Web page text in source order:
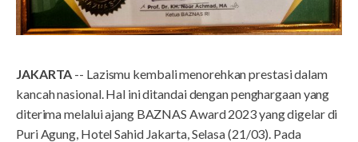
JAKARTA -- Lazismu kembali menorehkan prestasi dalam
kancah nasional. Hal ini ditandai dengan penghargaan yang
diterima melalui ajang BAZNAS Award 2023 yang digelar di
Puri Agung, Hotel Sahid Jakarta, Selasa (21/03). Pada